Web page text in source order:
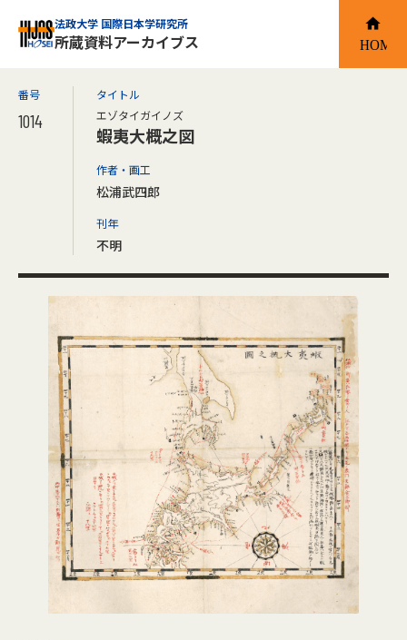
法政大学 国際日本学研究所
所蔵資料アーカイブス
番号
1014
タイトル
エゾタイガイノズ
蝦夷大概之図
作者・画工
松浦武四郎
刊年
不明